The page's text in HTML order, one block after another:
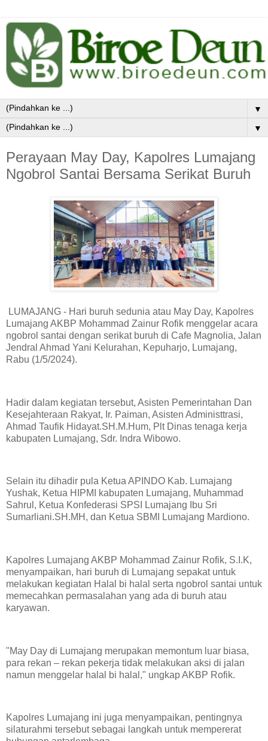
▼
▼
Perayaan May Day, Kapolres Lumajang
Ngobrol Santai Bersama Serikat Buruh
LUMAJANG - Hari buruh sedunia atau May Day, Kapolres
Lumajang AKBP Mohammad Zainur Rofik menggelar acara
ngobrol santai dengan serikat buruh di Cafe Magnolia, Jalan
Jendral Ahmad Yani Kelurahan, Kepuharjo, Lumajang,
Rabu (1/5/2024).
Hadir dalam kegiatan tersebut, Asisten Pemerintahan Dan
Kesejahteraan Rakyat, Ir. Paiman, Asisten Administtrasi,
Ahmad Taufik Hidayat.SH.M.Hum, Plt Dinas tenaga kerja
kabupaten Lumajang, Sdr. Indra Wibowo.
Selain itu dihadir pula Ketua APINDO Kab. Lumajang
Yushak, Ketua HIPMI kabupaten Lumajang, Muhammad
Sahrul, Ketua Konfederasi SPSI Lumajang Ibu Sri
Sumarliani.SH.MH, dan Ketua SBMI Lumajang Mardiono.
Kapolres Lumajang AKBP Mohammad Zainur Rofik, S.I.K,
menyampaikan, hari buruh di Lumajang sepakat untuk
melakukan kegiatan Halal bi halal serta ngobrol santai untuk
memecahkan permasalahan yang ada di buruh atau
karyawan.
"May Day di Lumajang merupakan memontum luar biasa,
para rekan – rekan pekerja tidak melakukan aksi di jalan
namun menggelar halal bi halal," ungkap AKBP Rofik.
Kapolres Lumajang ini juga menyampaikan, pentingnya
silaturahmi tersebut sebagai langkah untuk mempererat